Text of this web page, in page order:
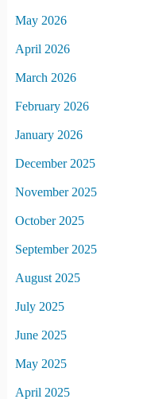
May 2026
April 2026
March 2026
February 2026
January 2026
December 2025
November 2025
October 2025
September 2025
August 2025
July 2025
June 2025
May 2025
April 2025